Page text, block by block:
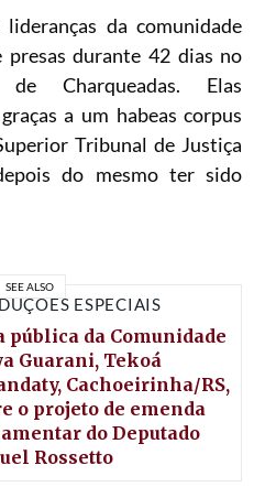
da comunidade
presas durante 42 dias no
Charqueadas. Elas
a um habeas corpus
Tribunal de Justiça
do mesmo ter sido
SEE ALSO
ESPECIAIS
pública da Comunidade
Guarani, Tekoá
Cachoeirinha/RS,
o projeto de emenda
do Deputado
Rossetto